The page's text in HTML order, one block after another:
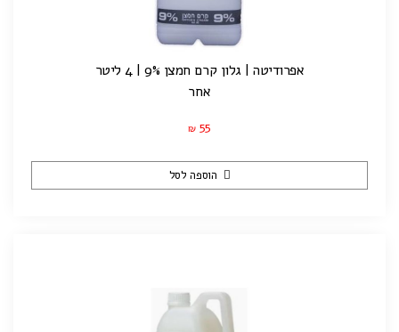
אפרודיטה | גלון קרם חמצן 9% | 4 ליטר
אחר
₪ 55
הוספה לסל